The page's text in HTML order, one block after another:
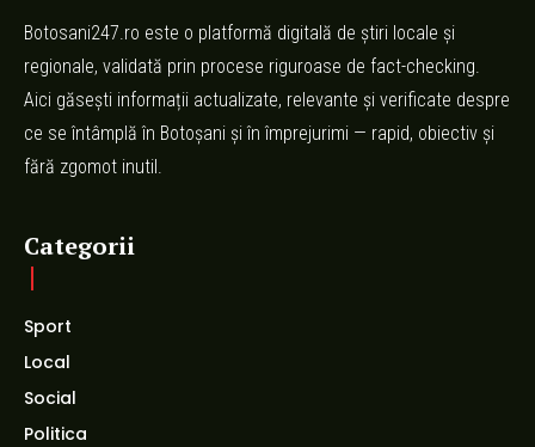
Botosani247.ro este o platformă digitală de știri locale și
regionale, validată prin procese riguroase de fact-checking.
Aici găsești informații actualizate, relevante și verificate despre
ce se întâmplă în Botoșani și în împrejurimi — rapid, obiectiv și
fără zgomot inutil.
Categorii
Sport
Local
Social
Politica